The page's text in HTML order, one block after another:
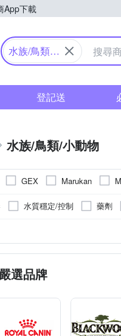
App下載
購物中心
水族/鳥類/
登記送
水族/鳥類/小動物
GEX Marukan
牌
匠藝家居 金德恩
水質穩定/控制 藥劑
嚴選品牌